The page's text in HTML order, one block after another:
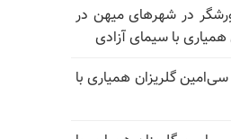
در شهرهای میهن در
با سیمای آزادی
گلریزان همیاری با